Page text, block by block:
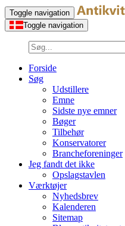
Toggle navigation
Toggle navigation
Forside
Søg
Udstillere
Emne
Sidste nye emner
Bøger
Tilbehør
Konservatorer
Brancheforeninger
Jeg fandt det ikke
Opslagstavlen
Værktøjer
Nyhedsbrev
Kalenderen
Sitemap